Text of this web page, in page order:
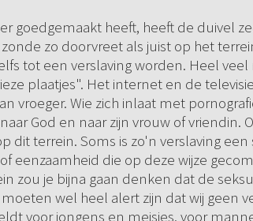
goedgemaakt heeft, heeft de duivel
zo doorvreet als juist op het
tot een verslaving worden. Heel
plaatjes". Het internet en de
vroeger. Wie zich inlaat met
God en naar zijn vrouw of vriendin.
dit terrein. Soms is zo'n verslaving
eenzaamheid die op deze wijze
zou je bijna gaan denken dat de
wel heel alert zijn dat wij geen
voor jongens en meisjes, voor